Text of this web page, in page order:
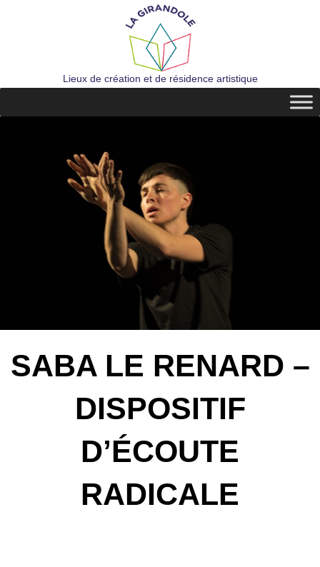
Lieux de création et de résidence artistique
SABA LE RENARD –
DISPOSITIF
D’ÉCOUTE
RADICALE